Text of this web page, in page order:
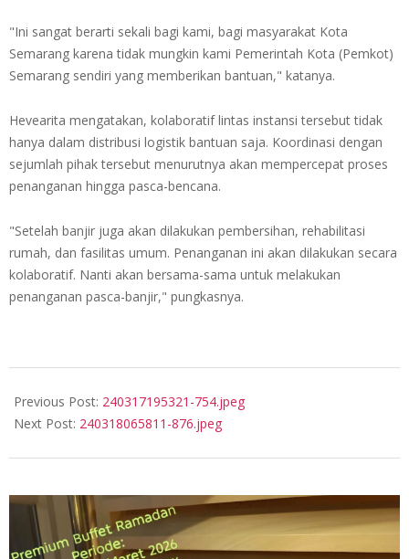
"Ini sangat berarti sekali bagi kami, bagi masyarakat Kota
Semarang karena tidak mungkin kami Pemerintah Kota (Pemkot)
Semarang sendiri yang memberikan bantuan," katanya.
Hevearita mengatakan, kolaboratif lintas instansi tersebut tidak
hanya dalam distribusi logistik bantuan saja. Koordinasi dengan
sejumlah pihak tersebut menurutnya akan mempercepat proses
penanganan hingga pasca-bencana.
"Setelah banjir juga akan dilakukan pembersihan, rehabilitasi
rumah, dan fasilitas umum. Penanganan ini akan dilakukan secara
kolaboratif. Nanti akan bersama-sama untuk melakukan
penanganan pasca-banjir," pungkasnya.
03-
17
Previous Post: 240317195321-754.jpeg
Next Post: 240318065811-876.jpeg